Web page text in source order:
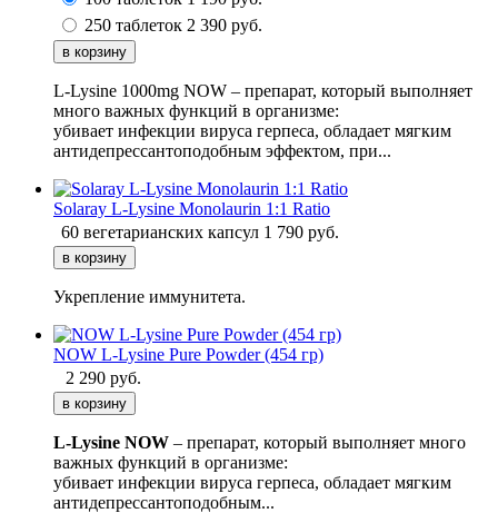
250 таблеток 2 390 руб.
L-Lysine 1000mg NOW – препарат, который выполняет
много важных функций в организме:
убивает инфекции вируса герпеса, обладает мягким
антидепрессантоподобным эффектом, при...
Solaray L-Lysine Monolaurin 1:1 Ratio
60 вегетарианских капсул 1 790 руб.
Укрепление иммунитета.
NOW L-Lysine Pure Powder (454 гр)
2 290 руб.
L-Lysine NOW – препарат, который выполняет много
важных функций в организме:
убивает инфекции вируса герпеса, обладает мягким
антидепрессантоподобным...